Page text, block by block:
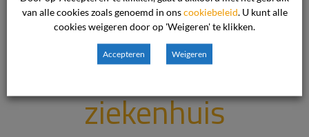
dossier kan
het
ziekenhuis
van alle cookies zoals genoemd in onscookiebeleid . U kunt alle
cookies weigeren door op 'Weigeren' te klikken.
Accepteren Weigeren